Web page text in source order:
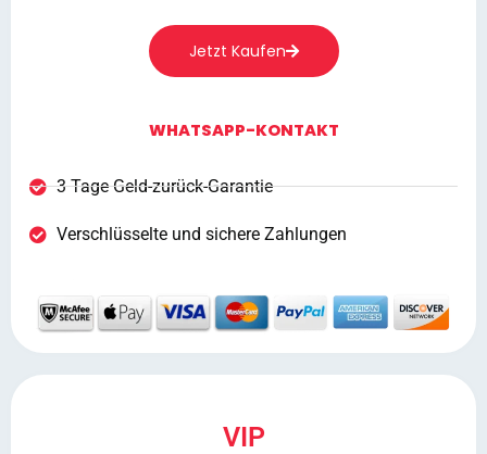
Jetzt Kaufen
WHATSAPP-KONTAKT
3 Tage Geld-zurück-Garantie
Verschlüsselte und sichere Zahlungen
VIP